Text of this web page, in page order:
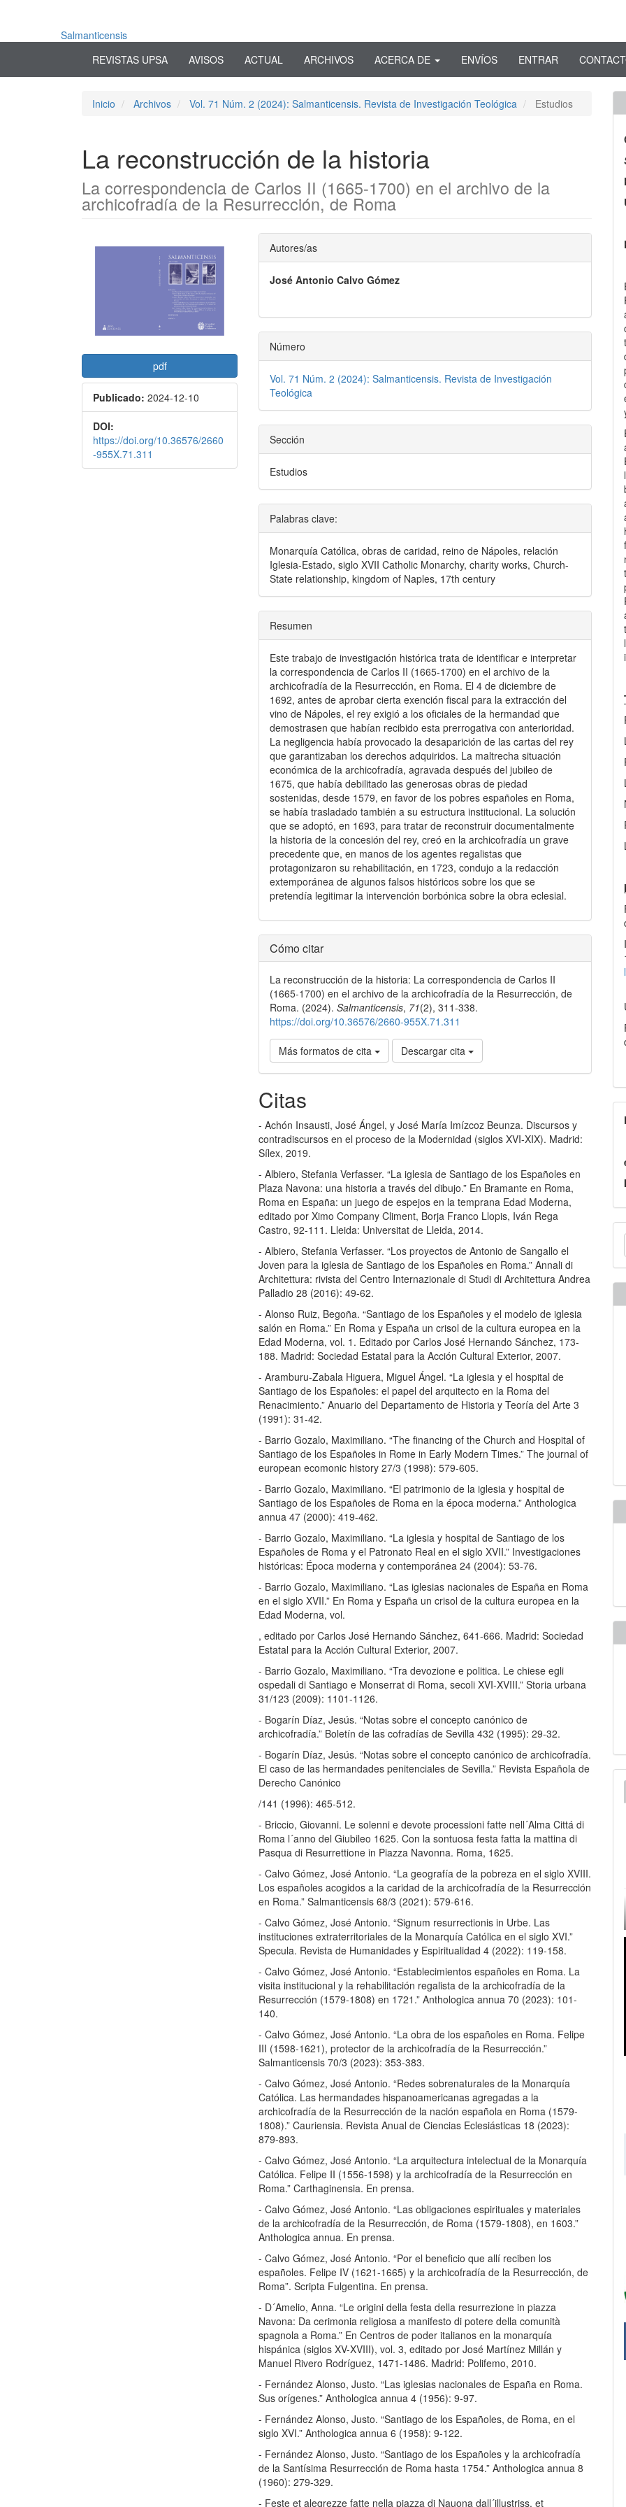
Contenido
lateral
Salmanticensis
REVISTAS UPSA
AVISOS ACTUAL ARCHIVOS ACERCA DE ENVÍOS ENTRAR
Inicio Archivos Vol. 71 Núm. 2 (2024): Salmanticensis. Revista de Investigación Teológica Estudios
La reconstrucción de la historia
La correspondencia de Carlos II (1665-1700) en el archivo de la
archicofradía de la Resurrección, de Roma
Barra
pdf
Publicado: 2024-12-10
DOI:
https://doi.org/10.36576/2660
-955X.71.311
Contenido
principal
del
artículo
Autores/as
José Antonio Calvo Gómez
Número
Vol. 71 Núm. 2 (2024): Salmanticensis. Revista de Investigación
Teológica
Sección
Estudios
Palabras clave:
Monarquía Católica, obras de caridad, reino de Nápoles, relación
Iglesia-Estado, siglo XVII Catholic Monarchy, charity works, Church-
State relationship, kingdom of Naples, 17th century
Resumen
Este trabajo de investigación histórica trata de identificar e interpretar
la correspondencia de Carlos II (1665-1700) en el archivo de la
archicofradía de la Resurrección, en Roma. El 4 de diciembre de
1692, antes de aprobar cierta exención fiscal para la extracción del
vino de Nápoles, el rey exigió a los oficiales de la hermandad que
demostrasen que habían recibido esta prerrogativa con anterioridad.
La negligencia había provocado la desaparición de las cartas del rey
que garantizaban los derechos adquiridos. La maltrecha situación
económica de la archicofradía, agravada después del jubileo de
1675, que había debilitado las generosas obras de piedad
sostenidas, desde 1579, en favor de los pobres españoles en Roma,
se había trasladado también a su estructura institucional. La solución
que se adoptó, en 1693, para tratar de reconstruir documentalmente
la historia de la concesión del rey, creó en la archicofradía un grave
precedente que, en manos de los agentes regalistas que
protagonizaron su rehabilitación, en 1723, condujo a la redacción
extemporánea de algunos falsos históricos sobre los que se
pretendía legitimar la intervención borbónica sobre la obra eclesial.
Detalles
del
artículo
Cómo citar
La reconstrucción de la historia: La correspondencia de Carlos II
(1665-1700) en el archivo de la archicofradía de la Resurrección, de
Roma. (2024).Salmanticensis, 71(2), 311-338.
https://doi.org/10.36576/2660-955X.71.311
Más formatos de cita Descargar cita
Citas
- Achón Insausti, José Ángel, y José María Imízcoz Beunza. Discursos y
contradiscursos en el proceso de la Modernidad (siglos XVI-XIX). Madrid:
Sílex, 2019.
- Albiero, Stefania Verfasser. “La iglesia de Santiago de los Españoles en
Plaza Navona: una historia a través del dibujo.” En Bramante en Roma,
Roma en España: un juego de espejos en la temprana Edad Moderna,
editado por Ximo Company Climent, Borja Franco Llopis, Iván Rega
Castro, 92-111. Lleida: Universitat de Lleida, 2014.
- Albiero, Stefania Verfasser. “Los proyectos de Antonio de Sangallo el
Joven para la iglesia de Santiago de los Españoles en Roma.” Annali di
Architettura: rivista del Centro Internazionale di Studi di Architettura Andrea
Palladio 28 (2016): 49-62.
- Alonso Ruiz, Begoña. “Santiago de los Españoles y el modelo de iglesia
salón en Roma.” En Roma y España un crisol de la cultura europea en la
Edad Moderna, vol. 1. Editado por Carlos José Hernando Sánchez, 173-
188. Madrid: Sociedad Estatal para la Acción Cultural Exterior, 2007.
- Aramburu-Zabala Higuera, Miguel Ángel. “La iglesia y el hospital de
Santiago de los Españoles: el papel del arquitecto en la Roma del
Renacimiento.” Anuario del Departamento de Historia y Teoría del Arte 3
(1991): 31-42.
- Barrio Gozalo, Maximiliano. “The financing of the Church and Hospital of
Santiago de los Españoles in Rome in Early Modern Times.” The journal of
european ecomonic history 27/3 (1998): 579-605.
- Barrio Gozalo, Maximiliano. “El patrimonio de la iglesia y hospital de
Santiago de los Españoles de Roma en la época moderna.” Anthologica
annua 47 (2000): 419-462.
- Barrio Gozalo, Maximiliano. “La iglesia y hospital de Santiago de los
Españoles de Roma y el Patronato Real en el siglo XVII.” Investigaciones
históricas: Época moderna y contemporánea 24 (2004): 53-76.
- Barrio Gozalo, Maximiliano. “Las iglesias nacionales de España en Roma
en el siglo XVII.” En Roma y España un crisol de la cultura europea en la
Edad Moderna, vol.
, editado por Carlos José Hernando Sánchez, 641-666. Madrid: Sociedad
Estatal para la Acción Cultural Exterior, 2007.
- Barrio Gozalo, Maximiliano. “Tra devozione e politica. Le chiese egli
ospedali di Santiago e Monserrat di Roma, secoli XVI-XVIII.” Storia urbana
31/123 (2009): 1101-1126.
- Bogarín Díaz, Jesús. “Notas sobre el concepto canónico de
archicofradía.” Boletín de las cofradías de Sevilla 432 (1995): 29-32.
- Bogarín Díaz, Jesús. “Notas sobre el concepto canónico de archicofradía.
El caso de las hermandades penitenciales de Sevilla.” Revista Española de
Derecho Canónico
/141 (1996): 465-512.
- Briccio, Giovanni. Le solenni e devote processioni fatte nell´Alma Cittá di
Roma l´anno del Giubileo 1625. Con la sontuosa festa fatta la mattina di
Pasqua di Resurrettione in Piazza Navonna. Roma, 1625.
- Calvo Gómez, José Antonio. “La geografía de la pobreza en el siglo XVIII.
Los españoles acogidos a la caridad de la archicofradía de la Resurrección
en Roma.” Salmanticensis 68/3 (2021): 579-616.
- Calvo Gómez, José Antonio. “Signum resurrectionis in Urbe. Las
instituciones extraterritoriales de la Monarquía Católica en el siglo XVI.”
Specula. Revista de Humanidades y Espiritualidad 4 (2022): 119-158.
- Calvo Gómez, José Antonio. “Establecimientos españoles en Roma. La
visita institucional y la rehabilitación regalista de la archicofradía de la
Resurrección (1579-1808) en 1721.” Anthologica annua 70 (2023): 101-
140.
- Calvo Gómez, José Antonio. “La obra de los españoles en Roma. Felipe
III (1598-1621), protector de la archicofradía de la Resurrección.”
Salmanticensis 70/3 (2023): 353-383.
- Calvo Gómez, José Antonio. “Redes sobrenaturales de la Monarquía
Católica. Las hermandades hispanoamericanas agregadas a la
archicofradía de la Resurrección de la nación española en Roma (1579-
1808).” Cauriensia. Revista Anual de Ciencias Eclesiásticas 18 (2023):
879-893.
- Calvo Gómez, José Antonio. “La arquitectura intelectual de la Monarquía
Católica. Felipe II (1556-1598) y la archicofradía de la Resurrección en
Roma.” Carthaginensia. En prensa.
- Calvo Gómez, José Antonio. “Las obligaciones espirituales y materiales
de la archicofradía de la Resurrección, de Roma (1579-1808), en 1603.”
Anthologica annua. En prensa.
- Calvo Gómez, José Antonio. “Por el beneficio que allí reciben los
españoles. Felipe IV (1621-1665) y la archicofradía de la Resurrección, de
Roma”. Scripta Fulgentina. En prensa.
- D´Amelio, Anna. “Le origini della festa della resurrezione in piazza
Navona: Da cerimonia religiosa a manifesto di potere della comunità
spagnola a Roma.” En Centros de poder italianos en la monarquía
hispánica (siglos XV-XVIII), vol. 3, editado por José Martínez Millán y
Manuel Rivero Rodríguez, 1471-1486. Madrid: Polifemo, 2010.
- Fernández Alonso, Justo. “Las iglesias nacionales de España en Roma.
Sus orígenes.” Anthologica annua 4 (1956): 9-97.
- Fernández Alonso, Justo. “Santiago de los Españoles, de Roma, en el
siglo XVI.” Anthologica annua 6 (1958): 9-122.
- Fernández Alonso, Justo. “Santiago de los Españoles y la archicofradía
de la Santísima Resurrección de Roma hasta 1754.” Anthologica annua 8
(1960): 279-329.
- Feste et alegrezze fatte nella piazza di Nauona dall´illustriss. et